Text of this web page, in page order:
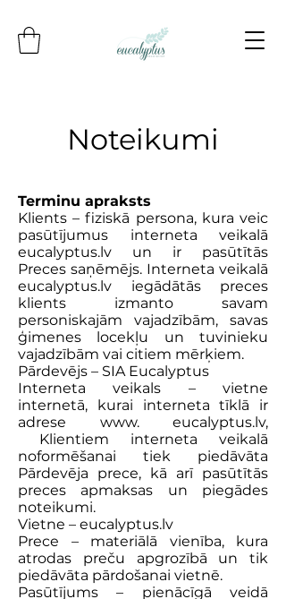
Noteikumi
Terminu apraksts
Klients – fiziskā persona, kura veic
pasūtījumus interneta veikalā
eucalyptus.lv un ir pasūtītās
Preces saņēmējs. Interneta veikalā
eucalyptus.lv iegādātās preces
klients izmanto savam
personiskajām vajadzībām, savas
ģimenes locekļu un tuvinieku
vajadzībām vai citiem mērķiem.
Pārdevējs – SIA Eucalyptus
Interneta veikals – vietne
internetā, kurai interneta tīklā ir
adrese www. eucalyptus.lv,
Klientiem interneta veikalā
noformēšanai tiek piedāvāta
Pārdevēja prece, kā arī pasūtītās
preces apmaksas un piegādes
noteikumi.
Vietne – eucalyptus.lv
Prece – materiālā vienība, kura
atrodas preču apgrozībā un tik
piedāvāta pārdošanai vietnē.
Pasūtījums – pienācīgā veidā